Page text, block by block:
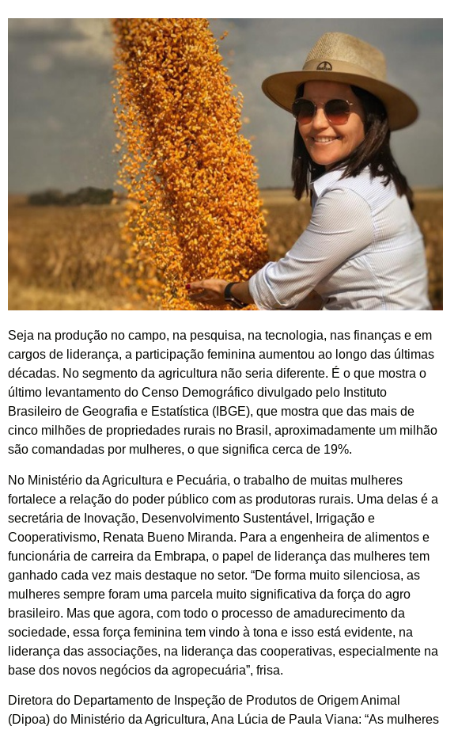
Seja na produção no campo, na pesquisa, na tecnologia, nas finanças e em
cargos de liderança, a participação feminina aumentou ao longo das últimas
décadas. No segmento da agricultura não seria diferente. É o que mostra o
último levantamento do Censo Demográfico divulgado pelo Instituto
Brasileiro de Geografia e Estatística (IBGE), que mostra que das mais de
cinco milhões de propriedades rurais no Brasil, aproximadamente um milhão
são comandadas por mulheres, o que significa cerca de 19%.
No Ministério da Agricultura e Pecuária, o trabalho de muitas mulheres
fortalece a relação do poder público com as produtoras rurais. Uma delas é a
secretária de Inovação, Desenvolvimento Sustentável, Irrigação e
Cooperativismo, Renata Bueno Miranda. Para a engenheira de alimentos e
funcionária de carreira da Embrapa, o papel de liderança das mulheres tem
ganhado cada vez mais destaque no setor. “De forma muito silenciosa, as
mulheres sempre foram uma parcela muito significativa da força do agro
brasileiro. Mas que agora, com todo o processo de amadurecimento da
sociedade, essa força feminina tem vindo à tona e isso está evidente, na
liderança das associações, na liderança das cooperativas, especialmente na
base dos novos negócios da agropecuária”, frisa.
Diretora do Departamento de Inspeção de Produtos de Origem Animal
(Dipoa) do Ministério da Agricultura, Ana Lúcia de Paula Viana: “As mulheres